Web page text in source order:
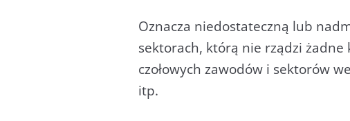
Oznacza niedostateczną lub
sektorach, którą nie rządzi
czołowych zawodów i sektorów
itp.